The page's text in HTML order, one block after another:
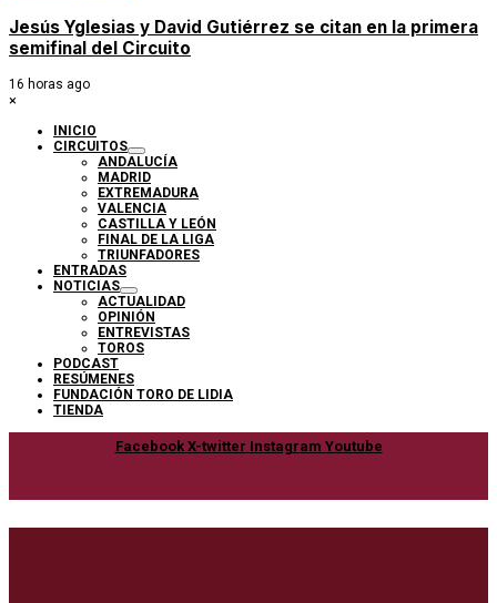
Jesús Yglesias y David Gutiérrez se citan en la primera
semifinal del Circuito
16 horas ago
×
INICIO
CIRCUITOS
ANDALUCÍA
MADRID
EXTREMADURA
VALENCIA
CASTILLA Y LEÓN
FINAL DE LA LIGA
TRIUNFADORES
ENTRADAS
NOTICIAS
ACTUALIDAD
OPINIÓN
ENTREVISTAS
TOROS
PODCAST
RESÚMENES
FUNDACIÓN TORO DE LIDIA
TIENDA
Facebook X-twitter Instagram Youtube